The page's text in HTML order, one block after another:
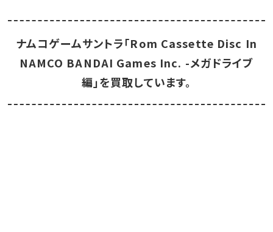
ナムコゲームサントラ「Rom Cassette Disc In
NAMCO BANDAI Games Inc. -メガドライブ
編」を買取しています。